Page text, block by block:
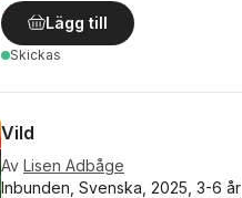
Lägg till
Skickas
Vild
Av Lisen Adbåge
Inbunden, Svenska, 2025, 3-6 år